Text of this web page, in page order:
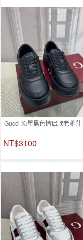
Gucci 原單黑色情侶款老爹鞋
NT$3100